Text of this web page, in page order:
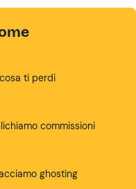
ti perdi
commissioni
ghosting